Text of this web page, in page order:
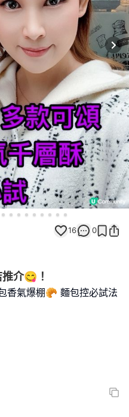
16 0
介😋！
香氣爆棚🥐 麵包控必試法